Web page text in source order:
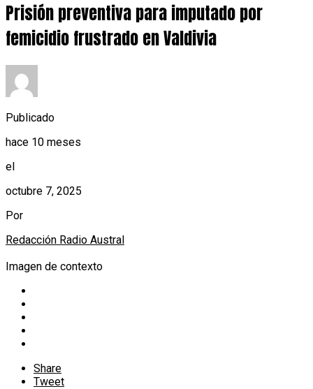
Prisión preventiva para imputado por
femicidio frustrado en Valdivia
Publicado
hace 10 meses
el
octubre 7, 2025
Por
Redacción Radio Austral
Imagen de contexto
Share
Tweet